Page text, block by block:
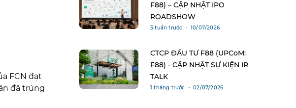
FCN đạt
đã trúng
F88) – CẬP NHẬT IPO
ROADSHOW
3 tuần trước ・ 10/07/2026
CTCP ĐẦU TƯ F88 (UPCoM:
F88) - CẬP NHẬT SỰ KIỆN IR
TALK
1 tháng trước ・ 02/07/2026